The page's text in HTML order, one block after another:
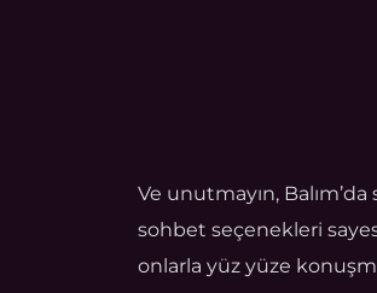
Ve unutmayın,
sohbet seçenekleri
onlarla yüz yüze